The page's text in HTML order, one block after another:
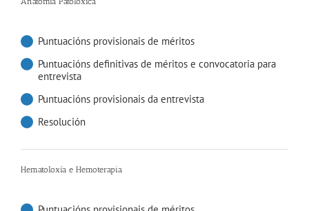
Puntuacións provisionais de méritos
Puntuacións definitivas de méritos e convocatoria para
entrevista
Puntuacións provisionais da entrevista
Resolución
Hematoloxía e Hemoterapia